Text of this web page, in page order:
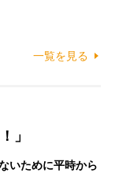
一覧を見る
」
いために平時から